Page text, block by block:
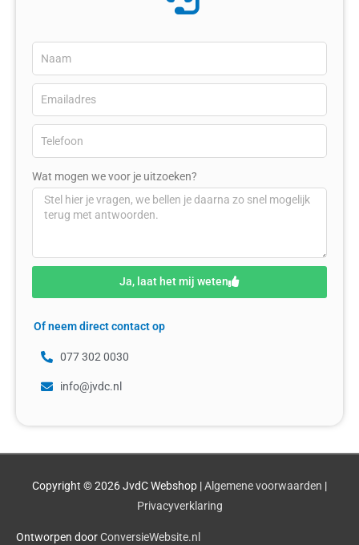
Wat mogen we voor je uitzoeken?
Ja, laat het mij weten
Of neem direct contact op
077 302 0030
info@jvdc.nl
Copyright © 2026JvdC Webshop |Algemene voorwaarden |
Privacyverklaring
Ontworpen doorConversieWebsite.nl